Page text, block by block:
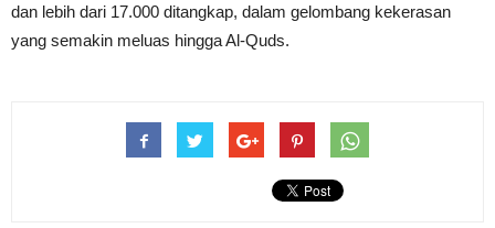
dan lebih dari 17.000 ditangkap, dalam gelombang kekerasan
yang semakin meluas hingga Al-Quds.